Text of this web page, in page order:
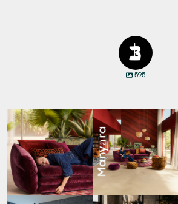
595
Den Kopf anlehnen. Die
Gedanken auf Reisen...
55 0
Manyara. Inspiriert von
der Weite Afrikas....
55 2